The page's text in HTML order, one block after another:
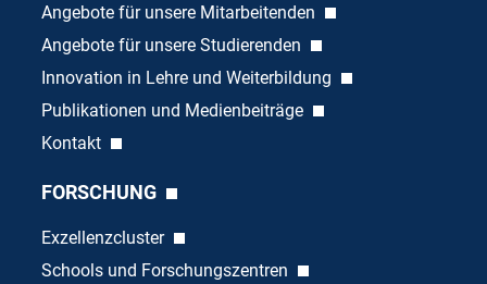
Angebote für unsere Mitarbeitenden
Angebote für unsere Studierenden
Innovation in Lehre und Weiterbildung
Publikationen und Medienbeiträge
Kontakt
FORSCHUNG
Exzellenzcluster
Schools und Forschungszentren